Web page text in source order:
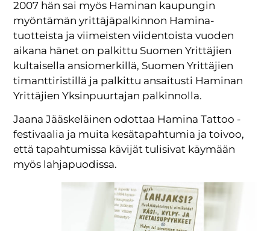
2007 hän sai myös Haminan kaupungin
myöntämän yrittäjäpalkinnon Hamina-
tuotteista ja viimeisten viidentoista vuoden
aikana hänet on palkittu Suomen Yrittäjien
kultaisella ansiomerkillä, Suomen Yrittäjien
timanttiristillä ja palkittu ansaitusti Haminan
Yrittäjien Yksinpuurtajan palkinnolla.
Jaana Jääskeläinen odottaa Hamina Tattoo -
festivaalia ja muita kesätapahtumia ja toivoo,
että tapahtumissa kävijät tulisivat käymään
myös lahjapuodissa.